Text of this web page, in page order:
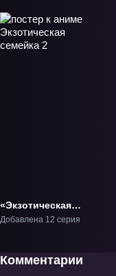
«Экзотическая
семейка 2» ТВ-2
Добавлена 12 серия
Комментарии